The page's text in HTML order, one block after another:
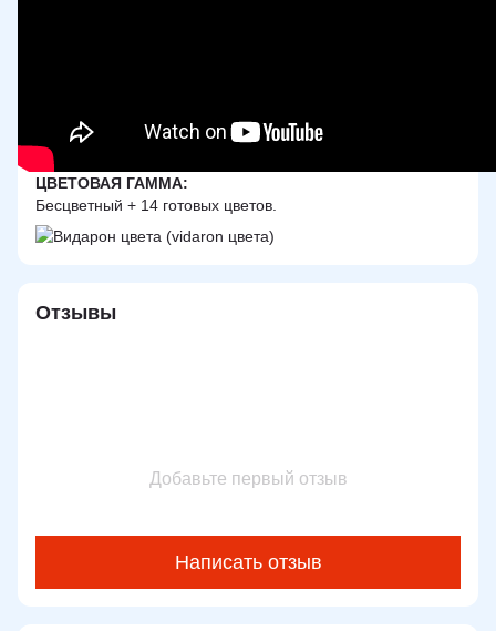
ЦВЕТОВАЯ ГАММА:
Бесцветный + 14 готовых цветов.
Отзывы
Добавьте первый отзыв
Написать отзыв